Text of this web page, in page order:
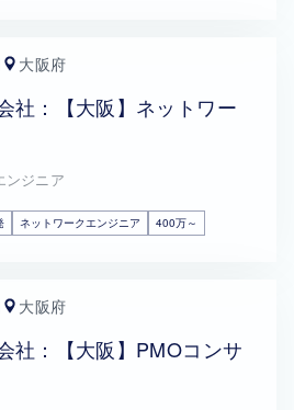
大阪府
社：【大阪】ネットワー
ンジニア
ネットワークエンジニア 400万～
大阪府
社：【大阪】PMOコンサ